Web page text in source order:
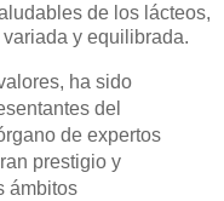
de los lácteos,
y equilibrada.
ha sido
del
de expertos
prestigio y
ámbitos